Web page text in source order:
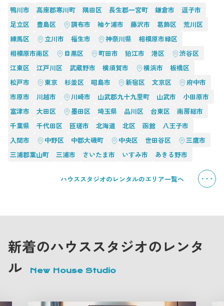
ス良好で効率的にバリエーション
豊かな撮影を実現できます。
鴨川市 高座郡寒川町 隅田区 長生郡一宮町 鎌倉市
逗子市
足立区
豊島区 調布市 袖ケ浦市 藤沢市 葛飾区
荒川区
練馬区
立川市 福生市 神奈川県
相模原市緑区
相模原市南区
目黒区 町田市 狛江市 港区
渋谷区
江東区
江戸川区 武蔵野市 横須賀市 横浜市
板橋区
松戸市
東京 杉並区 昭島市 新宿区 文京区
府中市
市原市
川越市 川崎市 山武郡九十九里町 山武市
小田原市
富津市
大田区 墨田区 埼玉県 品川区 台東区
南房総市
千葉県
千代田区 匝瑳市 北海道 北区 函館
八王子市
入間市
中野区 中郡大磯町 中央区 世田谷区
三鷹市
三浦郡葉山町
三浦市 さいたま市 いすみ市 あきる野市
ハウススタジオのレンタルのエリア一覧へ
新着のハウススタジオのレンタ
ル
New House Studio